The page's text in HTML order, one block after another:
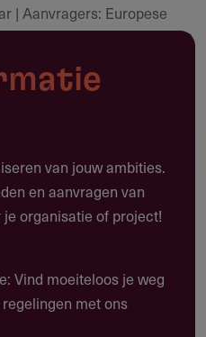
| Aanvragers: Europese
FPA: 8 september 2026
2027–2028)
gebruiken?
de algemene
en
van jouw ambities.
en aanvragen van
organisatie of project!
Vind moeiteloos je weg
met ons